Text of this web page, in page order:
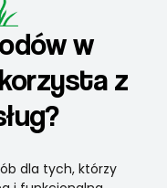
w
z
dla tych, którzy